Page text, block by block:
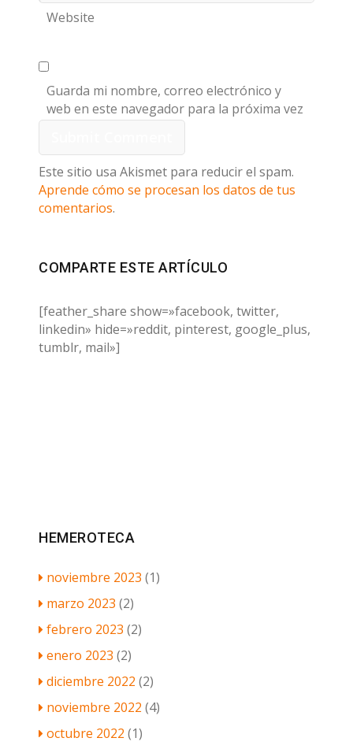
Website
Guarda mi nombre, correo electrónico y
web en este navegador para la próxima vez
Este sitio usa Akismet para reducir el spam.
Aprende cómo se procesan los datos de tus
comentarios.
COMPARTE ESTE ARTÍCULO
[feather_share show=»facebook, twitter,
linkedin» hide=»reddit, pinterest, google_plus,
tumblr, mail»]
HEMEROTECA
noviembre 2023 (1)
marzo 2023 (2)
febrero 2023 (2)
enero 2023 (2)
diciembre 2022 (2)
noviembre 2022 (4)
octubre 2022 (1)